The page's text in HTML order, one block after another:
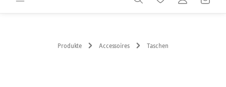
Produkte Accessoires Taschen